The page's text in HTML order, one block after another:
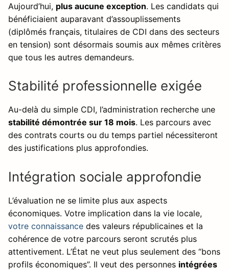
Aujourd’hui, plus aucune exception. Les candidats qui
bénéficiaient auparavant d’assouplissements
(diplômés français, titulaires de CDI dans des secteurs
en tension) sont désormais soumis aux mêmes critères
que tous les autres demandeurs.
Stabilité professionnelle exigée
Au-delà du simple CDI, l’administration recherche une
stabilité démontrée sur 18 mois. Les parcours avec
des contrats courts ou du temps partiel nécessiteront
des justifications plus approfondies.
Intégration sociale approfondie
L’évaluation ne se limite plus aux aspects
économiques. Votre implication dans la vie locale,
votre connaissance des valeurs républicaines et la
cohérence de votre parcours seront scrutés plus
attentivement. L’État ne veut plus seulement des “bons
profils économiques”. Il veut des personnes intégrées